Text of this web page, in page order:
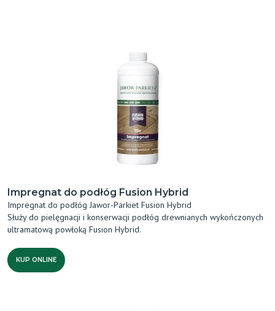
Impregnat do podłóg Fusion Hybrid
Impregnat do podłóg Jawor-Parkiet Fusion Hybrid
Służy do pielęgnacji i konserwacji podłóg drewnianych wykończonych
ultramatową powłoką Fusion Hybrid.
KUP ONLINE